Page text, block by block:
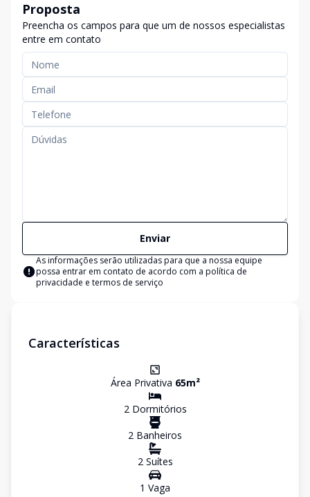
Proposta
Preencha os campos para que um de nossos especialistas
entre em contato
Enviar
As informações serão utilizadas para que a nossa equipe
possa entrar em contato de acordo com a política de
privacidade e termos de serviço
Características
Área Privativa 65m²
2Dormitórios
2 Banheiros
2Suítes
1 Vaga